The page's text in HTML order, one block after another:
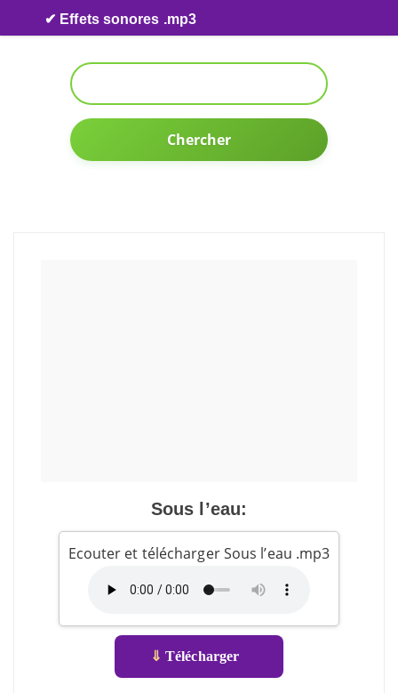
Skip to content
✔ Effets sonores .mp3
Chercher
Sous l’eau:
Ecouter et télécharger Sous l’eau .mp3
⇓ Télécharger